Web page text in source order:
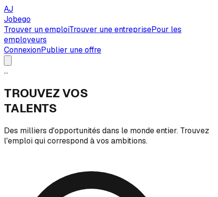
AJ
Jobego
Trouver un emploiTrouver une entreprisePour les
employeurs
ConnexionPublier une offre
...
TROUVEZ VOS
TALENTS
Des milliers d'opportunités dans le monde entier. Trouvez
l'emploi qui correspond à vos ambitions.